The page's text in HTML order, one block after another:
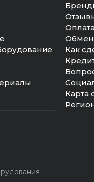
Обмен
Как
Карта